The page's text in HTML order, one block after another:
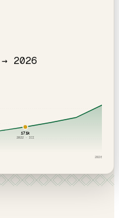
→ 2026
171k
2022· ICI
2026